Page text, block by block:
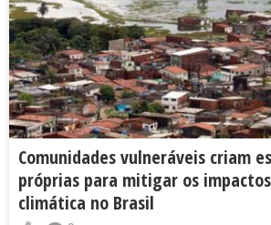
Comunidades vulneráveis criam
próprias para mitigar os
climática no Brasil